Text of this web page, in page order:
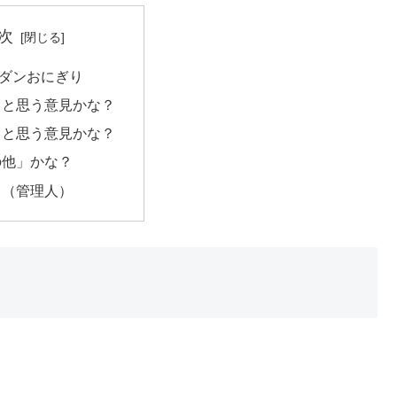
ンおにぎり
思う意見かな？
思う意見かな？
」かな？
管理人）